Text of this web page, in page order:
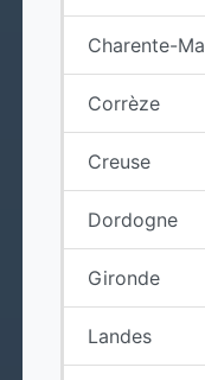
Charente-
Corrèze
Creuse
Dordogne
Gironde
Landes